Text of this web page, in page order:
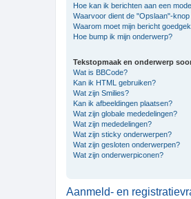
Hoe kan ik berichten aan een
Waarvoor dient de "Opslaan"-
Waarom moet mijn bericht
Hoe bump ik mijn onderwerp?
Tekstopmaak en onderwerp
Wat is BBCode?
Kan ik HTML gebruiken?
Wat zijn Smilies?
Kan ik afbeeldingen plaatsen?
Wat zijn globale mededelingen?
Wat zijn mededelingen?
Wat zijn sticky onderwerpen?
Wat zijn gesloten onderwerpen?
Wat zijn onderwerpiconen?
Aanmeld- en